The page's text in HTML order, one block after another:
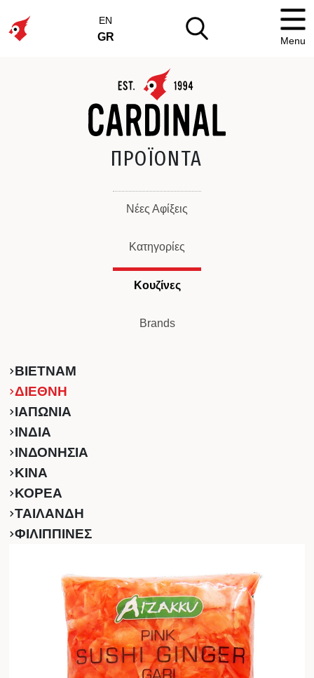
EN
GR Menu
ΠΡΟΪΟΝΤΑ
Νέες Αφίξεις
Κατηγορίες
Κουζίνες
Brands
ΒΙΕΤΝΑΜ
ΔΙΕΘΝΗ
ΙΑΠΩΝΙΑ
ΙΝΔΙΑ
ΙΝΔΟΝΗΣΙΑ
ΚINA
ΚΟΡΕΑ
ΤΑΙΛΑΝΔΗ
ΦΙΛΙΠΠΙΝΕΣ